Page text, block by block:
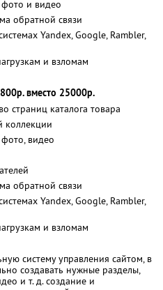
и видео
обратной связи
Yandex, Google, Rambler,
и взломам
вместо 25000р.
страниц каталога товара
коллекции
видео
обратной связи
Yandex, Google, Rambler,
и взломам
систему управления сайтом, в
создавать нужные разделы,
и т. д. создание и